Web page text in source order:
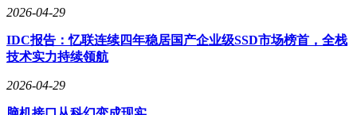
2026-04-29
IDC报告：忆联连续四年稳居国产企业级SSD市场榜首，全栈
技术实力持续领航
2026-04-29